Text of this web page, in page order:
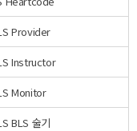
Provider
Instructor
Monitor
BLS 술기